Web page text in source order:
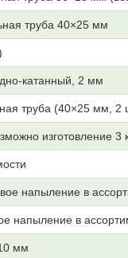
труба 40×25 мм
катанный, 2 мм
труба (40×25 мм, 2
изготовление 3
напыление в
напыление в
мм